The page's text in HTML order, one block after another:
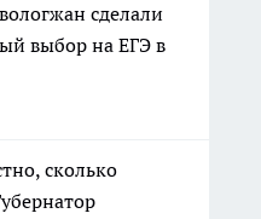
сделали
выбор на ЕГЭ в
сколько